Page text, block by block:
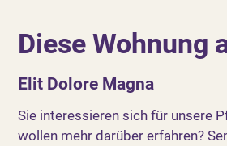
Diese Wohnung
Elit Dolore Magna
Sie interessieren sich für unsere
wollen mehr darüber erfahren?